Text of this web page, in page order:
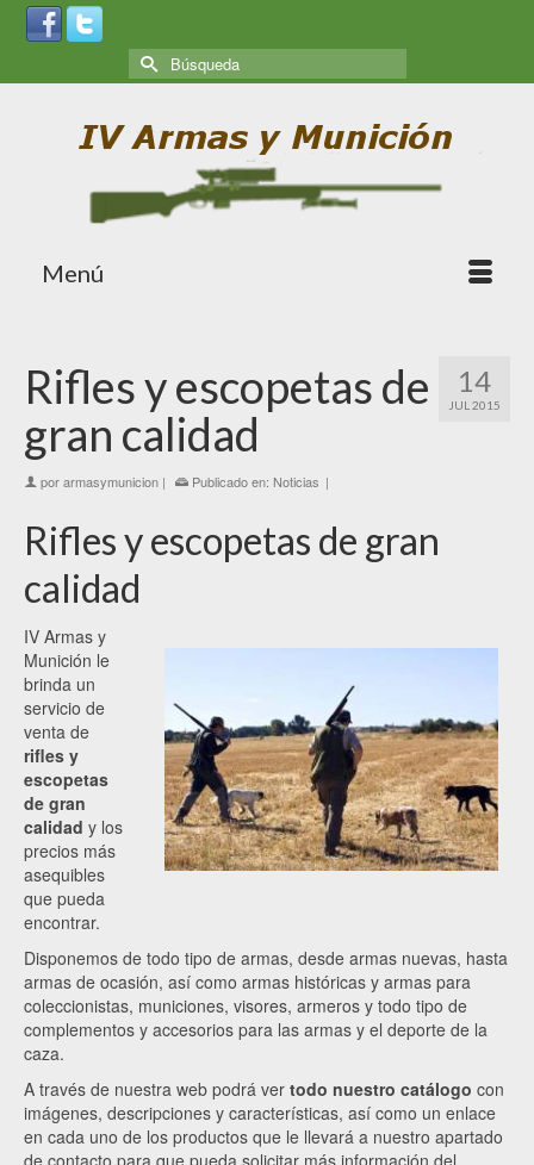
Menú
14
JUL 2015
Rifles y escopetas de
gran calidad
porarmasymunicion | Publicado en: Noticias |
Rifles y escopetas de gran
calidad
IV Armas y
Munición le
brinda un
servicio de
venta de
rifles y
escopetas
de gran
calidad y los
precios más
asequibles
que pueda
encontrar.
Disponemos de todo tipo de armas, desde armas nuevas, hasta
armas de ocasión, así como armas históricas y armas para
coleccionistas, municiones, visores, armeros y todo tipo de
complementos y accesorios para las armas y el deporte de la
caza.
A través de nuestra web podrá ver todo nuestro catálogo con
imágenes, descripciones y características, así como un enlace
en cada uno de los productos que le llevará a nuestro apartado
de contacto para que pueda solicitar más información del